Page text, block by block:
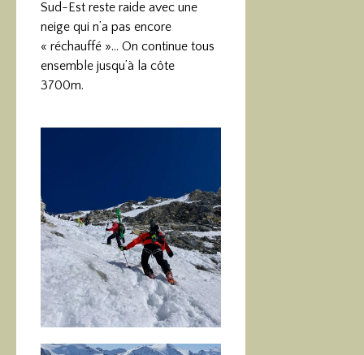
Sud-Est reste raide avec une
neige qui n’a pas encore
« réchauffé »… On continue tous
ensemble jusqu’à la côte
3700m.